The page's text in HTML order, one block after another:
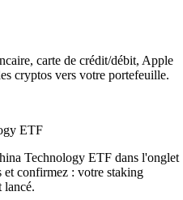
carte de crédit/débit, Apple
cryptos vers votre portefeuille.
ETF
Technology ETF dans l'onglet
et confirmez : votre staking
lancé.